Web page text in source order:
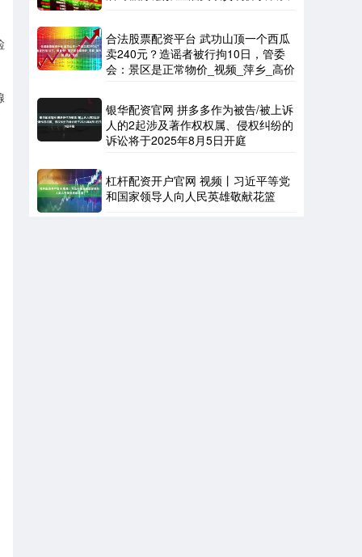
合法股票配资平台 武功山顶一个西瓜
卖240元？造谣者被行拘10日，管委
会：景区是正常物价_视频_萍乡_高价
银华配资官网 拼多多作为被告/被上诉
人的2起涉及著作权权属、侵权纠纷的
诉讼将于2025年8月5日开庭
杠杆配资开户官网 视频丨习近平等党
和国家领导人向人民英雄敬献花篮